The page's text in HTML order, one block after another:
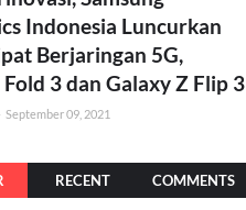
Indonesia Luncurkan
Berjaringan 5G,
3 dan Galaxy Z Flip 3
September 09, 2021
RECENT COMMENTS